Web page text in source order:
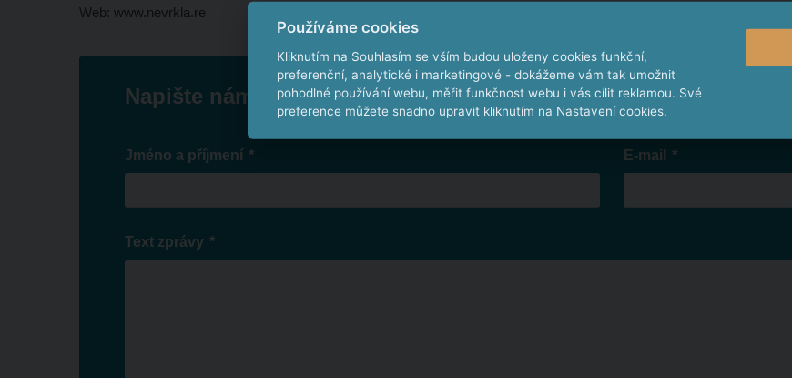
Web: www.nevrkla.re
Napište nám
Jméno a příjmení * E-mail *
Text zprávy *
Používáme cookies
Kliknutím na Souhlasím se vším budou uloženy cookies funkční,
preferenční, analytické i marketingové - dokážeme vám tak umožnit
pohodlné používání webu, měřit funkčnost webu i vás cílit reklamou. Své
preference můžete snadno upravit kliknutím na Nastavení cookies.